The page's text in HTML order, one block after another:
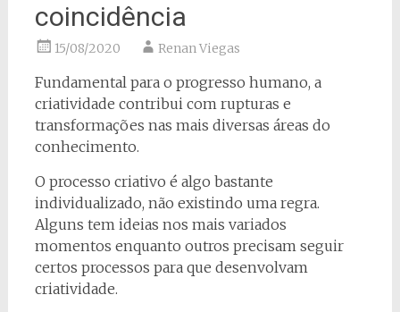
coincidência
15/08/2020 Renan Viegas
Fundamental para o progresso humano, a
criatividade contribui com rupturas e
transformações nas mais diversas áreas do
conhecimento.
O processo criativo é algo bastante
individualizado, não existindo uma regra.
Alguns tem ideias nos mais variados
momentos enquanto outros precisam seguir
certos processos para que desenvolvam
criatividade.